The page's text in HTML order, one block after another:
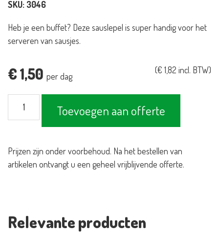
SKU: 3046
Heb je een buffet? Deze sauslepel is super handig voor het
serveren van sausjes.
€1,50 per dag
(€ 1,82 incl. BTW)
buffet
Toevoegen aan offerte
Prijzen zijn onder voorbehoud. Na het bestellen van
artikelen ontvangt u een geheel vrijblijvende offerte.
Relevante producten